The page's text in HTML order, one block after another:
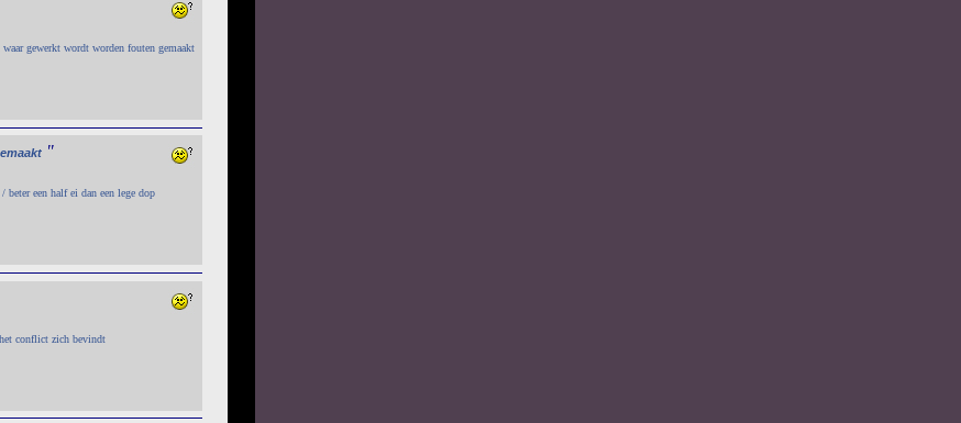
gewerkt wordt worden fouten gemaakt
"
beter een half ei dan een lege dop
conflict zich bevindt